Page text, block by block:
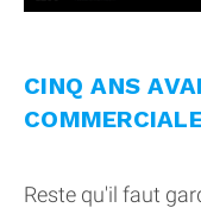
CINQ ANS
Reste qu'il faut